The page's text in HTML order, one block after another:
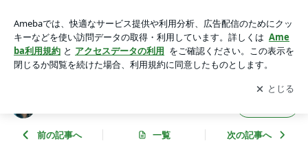
の通訳者｜内観トレーナー 天音
アプリをダウンロードして ブログの更新通知
を受け取りまし
ょう。
開く
前の記事へ 一覧 次の記事へ